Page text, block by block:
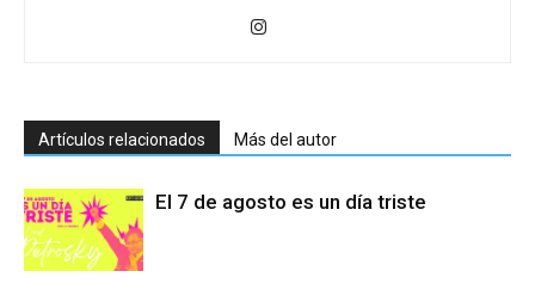
Artículos relacionados Más del autor
El 7 de agosto es un día triste